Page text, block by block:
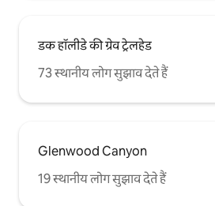
डक हॉलीडे की ग्रेव ट्रेलहेड
73 स्थानीय लोग सुझाव देते हैं
Glenwood Canyon
19 स्थानीय लोग सुझाव देते हैं